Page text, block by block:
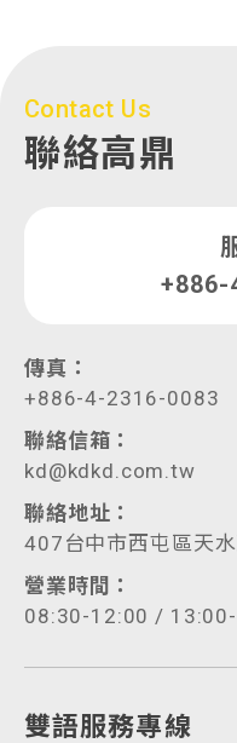
Contact Us
聯絡高鼎
+886-
傳真：
+886-4-2316-0083
聯絡信箱：
kd@kdkd.com.tw
聯絡地址：
407台中市西屯區天
營業時間：
08:30-12:00 /
雙語服務專線